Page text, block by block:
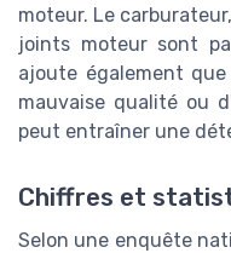
moteur. Le
joints moteur sont
ajoute également
mauvaise qualité ou
peut entraîner une
Chiffres et
Selon une enquête